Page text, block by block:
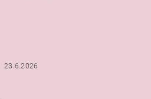
23.6.2026